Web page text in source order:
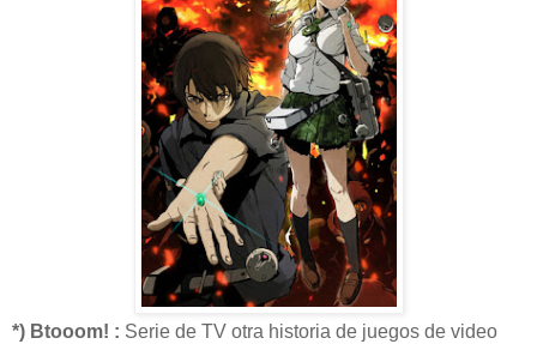
*) Btooom! : Serie de TV otra historia de juegos de video